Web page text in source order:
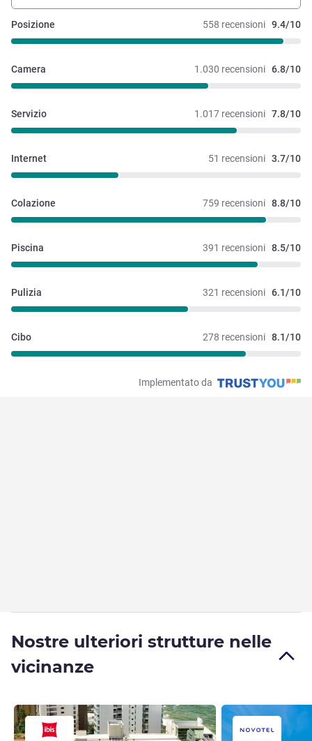
558 recensioni 9.4/10
Posizione
1.030 recensioni 6.8/10
Camera
1.017 recensioni 7.8/10
Servizio
51 recensioni 3.7/10
Internet
759 recensioni 8.8/10
Colazione
391 recensioni 8.5/10
Piscina
321 recensioni 6.1/10
Pulizia
278 recensioni 8.1/10
Cibo
Implementato da
Nostre ulteriori strutture nelle
vicinanze